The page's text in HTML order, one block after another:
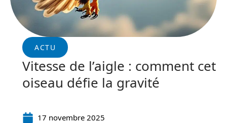
ACTU
Vitesse de l’aigle : comment cet
oiseau défie la gravité
17 novembre 2025